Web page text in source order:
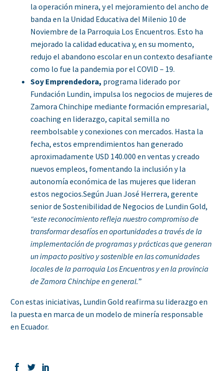
la operación minera, y el mejoramiento del ancho de
banda en la Unidad Educativa del Milenio 10 de
Noviembre de la Parroquia Los Encuentros. Esto ha
mejorado la calidad educativa y, en su momento,
redujo el abandono escolar en un contexto desafiante
como lo fue la pandemia por el COVID – 19.
Soy Emprendedora, programa liderado por
Fundación Lundin, impulsa los negocios de mujeres de
Zamora Chinchipe mediante formación empresarial,
coaching en liderazgo, capital semilla no
reembolsable y conexiones con mercados. Hasta la
fecha, estos emprendimientos han generado
aproximadamente USD 140.000 en ventas y creado
nuevos empleos, fomentando la inclusión y la
autonomía económica de las mujeres que lideran
estos negocios.Según Juan José Herrera, gerente
senior de Sostenibilidad de Negocios de Lundin Gold,
“este reconocimiento refleja nuestro compromiso de
transformar desafíos en oportunidades a través de la
implementación de programas y prácticas que generan
un impacto positivo y sostenible en las comunidades
locales de la parroquia Los Encuentros y en la provincia
de Zamora Chinchipe en general.”
Con estas iniciativas, Lundin Gold reafirma su liderazgo en
la puesta en marca de un modelo de minería responsable
en Ecuador.